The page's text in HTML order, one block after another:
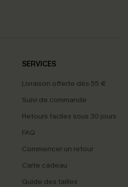
SERVICES
Livraison offerte dès 55 €
Suivi de commande
Retours faciles sous 30 jours
FAQ
Commencer un retour
Carte cadeau
Guide des tailles
DE -15%